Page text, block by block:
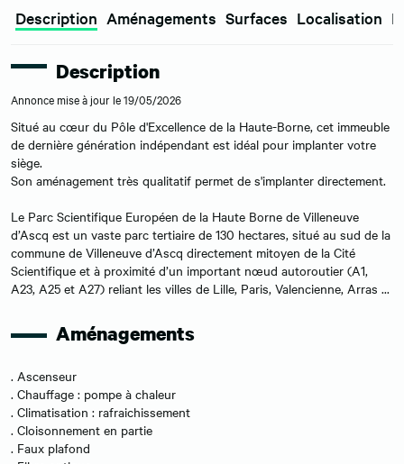
Description Aménagements Surfaces Localisation
Description
Annonce mise à jour le 19/05/2026
Situé au cœur du Pôle d'Excellence de la Haute-Borne, cet immeuble
de dernière génération indépendant est idéal pour implanter votre
siège.
Son aménagement très qualitatif permet de s'implanter directement.
Le Parc Scientifique Européen de la Haute Borne de Villeneuve
d’Ascq est un vaste parc tertiaire de 130 hectares, situé au sud de la
commune de Villeneuve d’Ascq directement mitoyen de la Cité
Scientifique et à proximité d’un important nœud autoroutier (A1,
A23, A25 et A27) reliant les villes de Lille, Paris, Valencienne, Arras ...
Aménagements
. Ascenseur
. Chauffage : pompe à chaleur
. Climatisation : rafraichissement
. Cloisonnement en partie
. Faux plafond